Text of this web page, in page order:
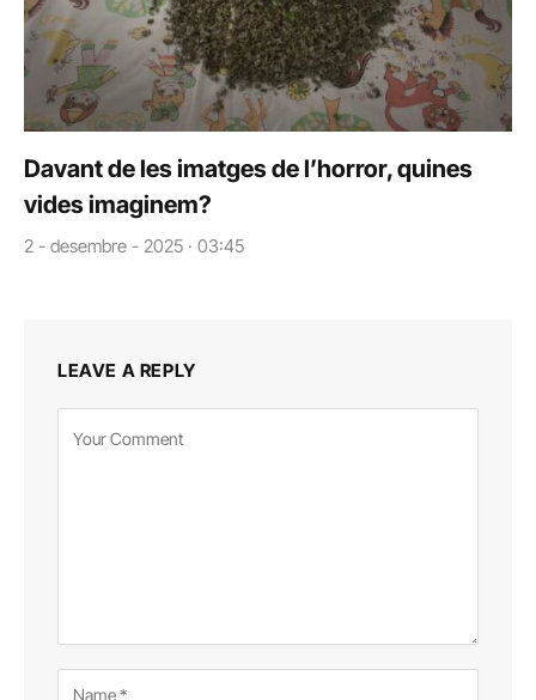
Davant de les imatges de l’horror, quines
vides imaginem?
2 - desembre - 2025 · 03:45
LEAVE A REPLY